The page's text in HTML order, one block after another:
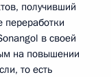
получивший
переработки
в своей
на повышении
то есть